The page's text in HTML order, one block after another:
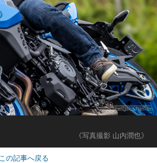
《写真撮影 山内潤也》
この記事へ戻る